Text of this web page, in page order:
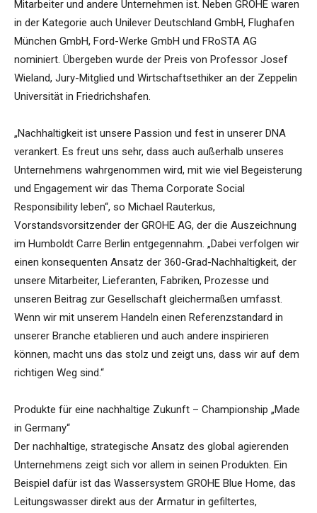
Mitarbeiter und andere Unternehmen ist. Neben GROHE waren
in der Kategorie auch Unilever Deutschland GmbH, Flughafen
München GmbH, Ford-Werke GmbH und FRoSTA AG
nominiert. Übergeben wurde der Preis von Professor Josef
Wieland, Jury-Mitglied und Wirtschaftsethiker an der Zeppelin
Universität in Friedrichshafen.
„Nachhaltigkeit ist unsere Passion und fest in unserer DNA
verankert. Es freut uns sehr, dass auch außerhalb unseres
Unternehmens wahrgenommen wird, mit wie viel Begeisterung
und Engagement wir das Thema Corporate Social
Responsibility leben“, so Michael Rauterkus,
Vorstandsvorsitzender der GROHE AG, der die Auszeichnung
im Humboldt Carre Berlin entgegennahm. „Dabei verfolgen wir
einen konsequenten Ansatz der 360-Grad-Nachhaltigkeit, der
unsere Mitarbeiter, Lieferanten, Fabriken, Prozesse und
unseren Beitrag zur Gesellschaft gleichermaßen umfasst.
Wenn wir mit unserem Handeln einen Referenzstandard in
unserer Branche etablieren und auch andere inspirieren
können, macht uns das stolz und zeigt uns, dass wir auf dem
richtigen Weg sind.“
Produkte für eine nachhaltige Zukunft – Championship „Made
in Germany“
Der nachhaltige, strategische Ansatz des global agierenden
Unternehmens zeigt sich vor allem in seinen Produkten. Ein
Beispiel dafür ist das Wassersystem GROHE Blue Home, das
Leitungswasser direkt aus der Armatur in gefiltertes,